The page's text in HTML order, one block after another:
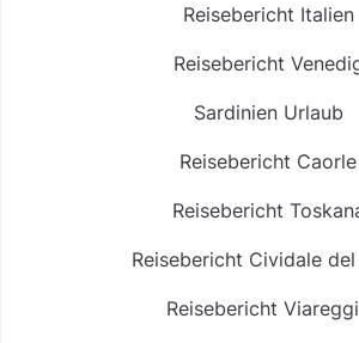
Reisebericht Italien
Reisebericht
Sardinien Urlaub
Reisebericht Caorle
Reisebericht
Reisebericht Cividale del
Reisebericht